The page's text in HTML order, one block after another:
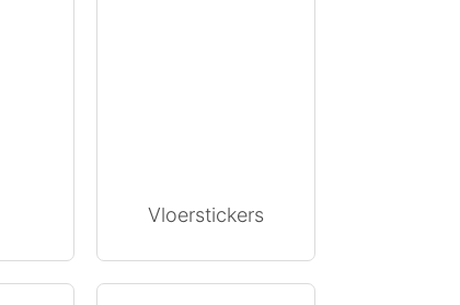
Vloerstickers